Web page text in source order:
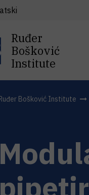
Ruđer
Bošković
Institute
Bošković Institute